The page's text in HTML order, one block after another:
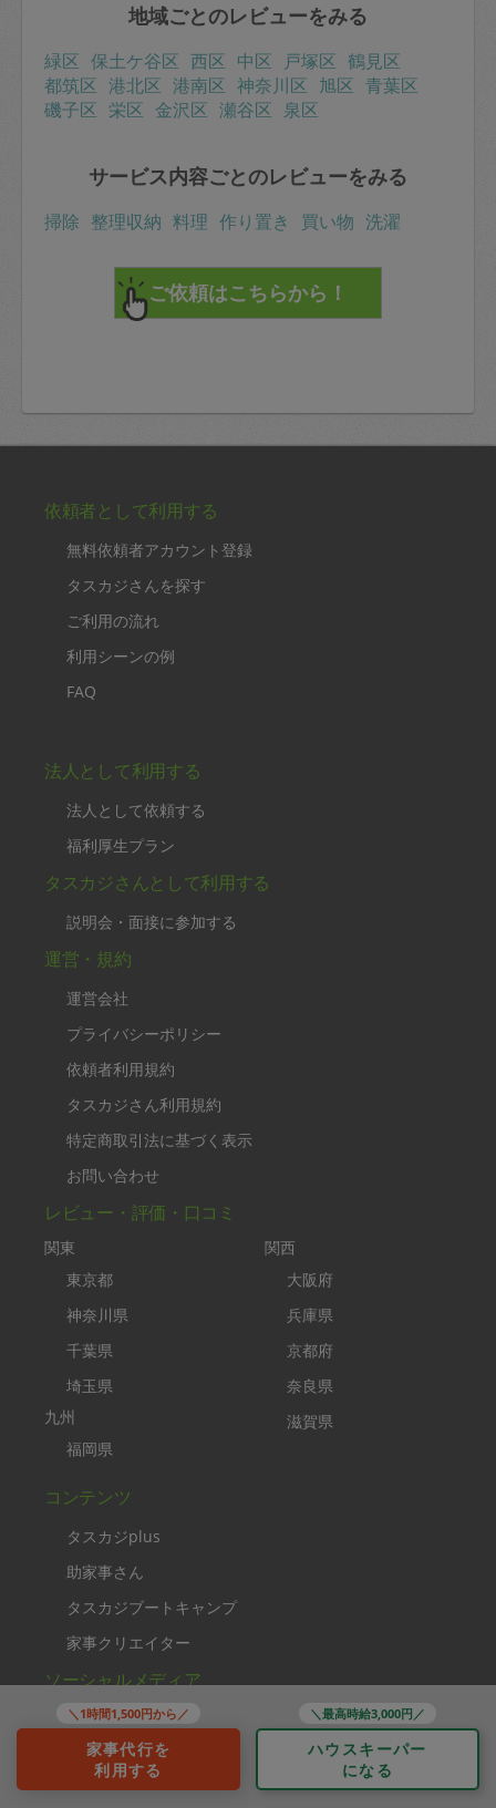
＼1時間1,500円から／
家事代行を
利用する
＼最高時給3,000円／
ハウスキーパー
になる
地域ごとのレビューをみる
緑区 保土ケ谷区 西区 中区 戸塚区 鶴見区
都筑区 港北区 港南区 神奈川区 旭区 青葉区
磯子区 栄区 金沢区 瀬谷区 泉区
サービス内容ごとのレビューをみる
掃除 整理収納 料理 作り置き 買い物 洗濯
依頼者として利用する
無料依頼者アカウント登録
タスカジさんを探す
ご利用の流れ
利用シーンの例
FAQ
法人として利用する
法人として依頼する
福利厚生プラン
タスカジさんとして利用する
説明会・面接に参加する
運営・規約
運営会社
プライバシーポリシー
依頼者利用規約
タスカジさん利用規約
特定商取引法に基づく表示
お問い合わせ
レビュー・評価・口コミ
関東
東京都
神奈川県
千葉県
埼玉県
九州
福岡県
関西
大阪府
兵庫県
京都府
奈良県
滋賀県
コンテンツ
タスカジplus
助家事さん
タスカジブートキャンプ
家事クリエイター
ソーシャルメディア